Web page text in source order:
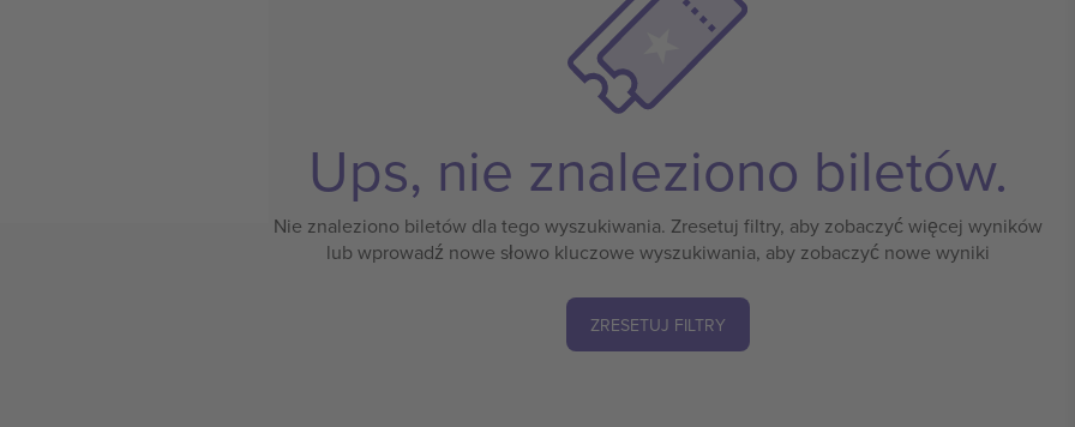
Ups, nie znaleziono biletów.
Nie znaleziono biletów dla tego wyszukiwania. Zresetuj filtry, aby zobaczyć więcej wyników
lub wprowadź nowe słowo kluczowe wyszukiwania, aby zobaczyć nowe wyniki
ZRESETUJ FILTRY